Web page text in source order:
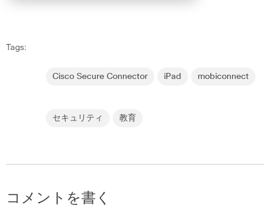
Tags:
Cisco Secure Connector iPad mobiconnect
セキュリティ 教育
コメントを書く